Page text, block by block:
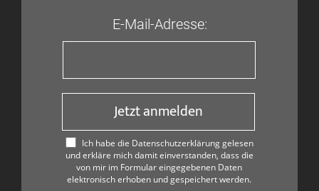
E-Mail-Adresse:
Jetzt anmelden
Ich habe die Datenschutzerklärung gelesen
und erkläre mich damit einverstanden, dass die
von mir im Formular eingegebenen Daten
elektronisch erhoben und gespeichert werden.